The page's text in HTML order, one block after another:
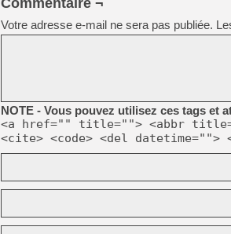
Commentaire ¬
Votre adresse e-mail ne sera pas publiée.
NOTE - Vous pouvez utilisez ces tags et
<a href="" title=""> <abbr
<cite> <code> <del datetime="">